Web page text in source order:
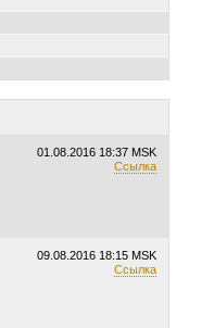
01.08.2016 18:37 MSK
Ссылка
09.08.2016 18:15 MSK
Ссылка